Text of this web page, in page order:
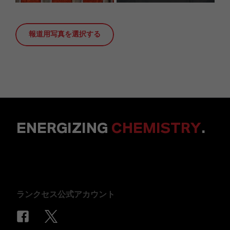
報道用写真を選択する
ENERGIZING CHEMISTRY.
ランクセス公式アカウント